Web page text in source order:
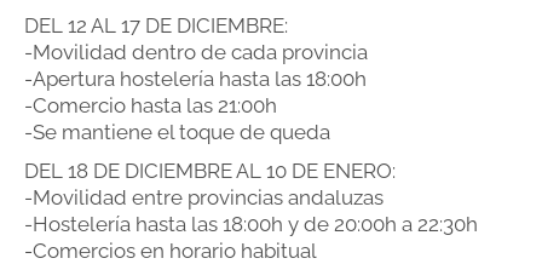
DEL 12 AL 17 DE DICIEMBRE:
-Movilidad dentro de cada provincia
-Apertura hostelería hasta las 18:00h
-Comercio hasta las 21:00h
-Se mantiene el toque de queda
DEL 18 DE DICIEMBRE AL 10 DE ENERO:
-Movilidad entre provincias andaluzas
-Hostelería hasta las 18:00h y de 20:00h a 22:30h
-Comercios en horario habitual